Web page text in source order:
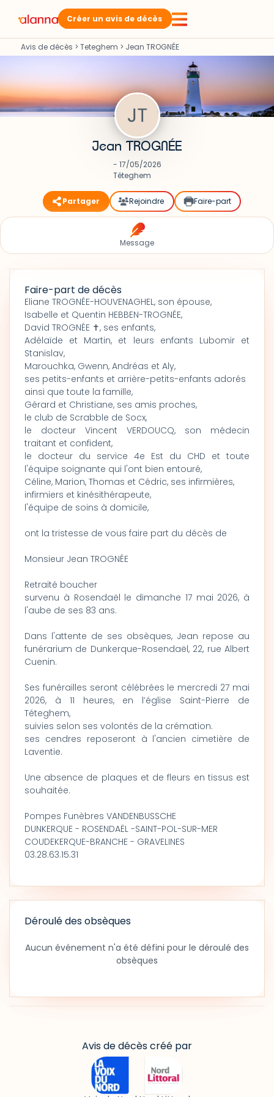
Créer un avis de décès
Avis de décès > Teteghem > Jean TROGNÉE
Jean TROGNÉE
- 17/05/2026
Téteghem
Partager Rejoindre Faire-part
Message
Faire-part de décès
Eliane TROGNÉE-HOUVENAGHEL, son épouse,
Isabelle et Quentin HEBBEN-TROGNÉE,
David TROGNÉE ✝, ses enfants,
Adélaïde et Martin, et leurs enfants Lubomir et
Stanislav,
Marouchka, Gwenn, Andréas et Aly,
ses petits-enfants et arrière-petits-enfants adorés
ainsi que toute la famille,
Gérard et Christiane, ses amis proches,
le club de Scrabble de Socx,
le docteur Vincent VERDOUCQ, son médecin
traitant et confident,
le docteur du service 4e Est du CHD et toute
l'équipe soignante qui l'ont bien entouré,
Céline, Marion, Thomas et Cédric, ses infirmières,
infirmiers et kinésithérapeute,
l'équipe de soins à domicile,
ont la tristesse de vous faire part du décès de
Monsieur Jean TROGNÉE
Retraité boucher
survenu à Rosendaël le dimanche 17 mai 2026, à
l'aube de ses 83 ans.
Dans l'attente de ses obsèques, Jean repose au
funérarium de Dunkerque-Rosendaël, 22, rue Albert
Cuenin.
Ses funérailles seront célébrées le mercredi 27 mai
2026, à 11 heures, en l’église Saint-Pierre de
Téteghem,
suivies selon ses volontés de la crémation.
ses cendres reposeront à l'ancien cimetière de
Laventie.
Une absence de plaques et de fleurs en tissus est
souhaitée.
Pompes Funèbres VANDENBUSSCHE
DUNKERQUE - ROSENDAËL -SAINT-POL-SUR-MER
COUDEKERQUE-BRANCHE - GRAVELINES
03.28.63.15.31
Déroulé des obsèques
Aucun événement n'a été défini pour le déroulé des
obsèques
Avis de décès créé par